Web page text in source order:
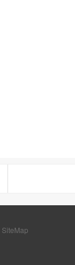
SiteMap